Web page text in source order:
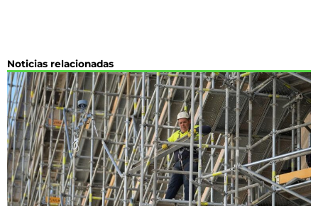
Noticias relacionadas